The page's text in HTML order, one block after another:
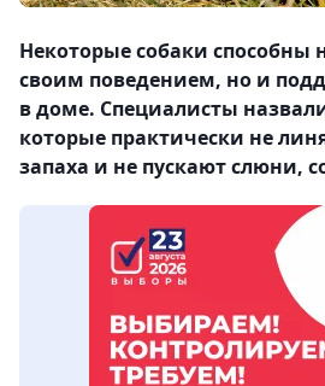
Некоторые собаки способны
своим поведением, но и
в доме. Специалисты
которые практически не
запаха и не пускают слюни,